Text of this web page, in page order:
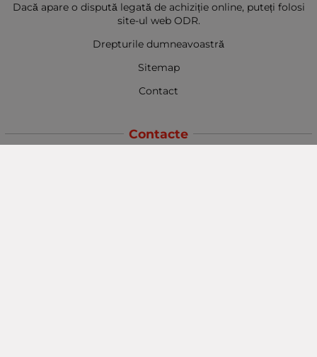
Dacă apare o dispută legată de achiziție online, puteți folosi
site-ul web ODR.
Drepturile dumneavoastră
Sitemap
Contact
Contacte